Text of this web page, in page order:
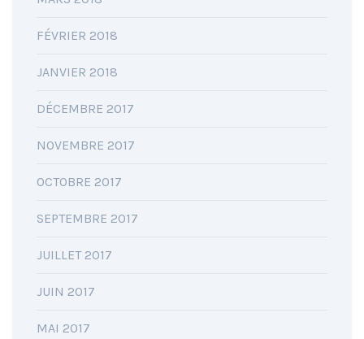
FÉVRIER 2018
JANVIER 2018
DÉCEMBRE 2017
NOVEMBRE 2017
OCTOBRE 2017
SEPTEMBRE 2017
JUILLET 2017
JUIN 2017
MAI 2017